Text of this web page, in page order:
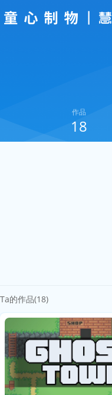
作品
18
Ta的作品(18)